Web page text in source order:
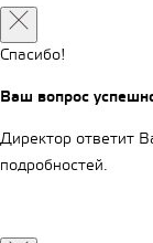
Спасибо!
Ваш вопрос
Директор ответит
подробностей.